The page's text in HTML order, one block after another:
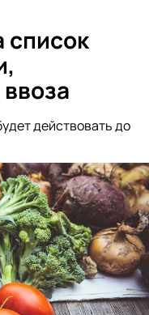
список
действовать до